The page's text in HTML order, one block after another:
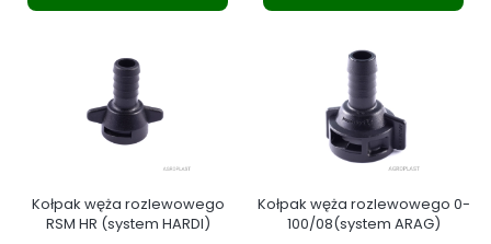
Kołpak węża rozlewowego
RSM HR (system HARDI)
Kołpak węża rozlewowego 0-
100/08(system ARAG)